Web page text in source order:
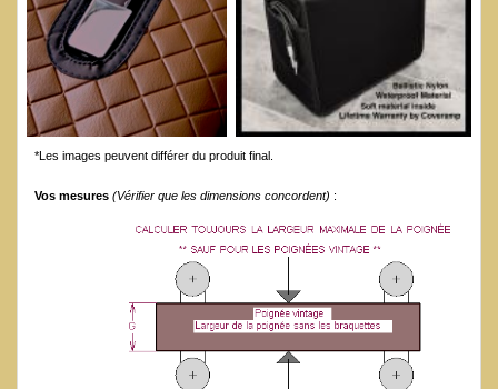
*Les images peuvent différer du produit final.
Vos mesures (Vérifier que les dimensions concordent) :